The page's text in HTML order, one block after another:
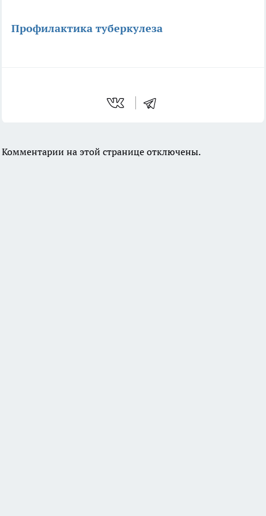
Профилактика туберкулеза
Комментарии на этой странице отключены.